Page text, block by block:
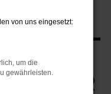
–
FÜR
von uns eingesetzt:
um die
gewährleisten.